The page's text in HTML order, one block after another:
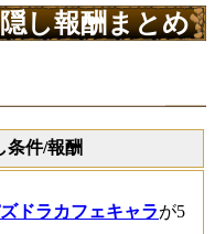
し報酬まとめ
条件/報酬
ドラカフェキャラが5